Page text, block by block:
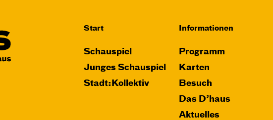
Start
Schauspiel
Junges Schauspiel
Stadt:Kollektiv
Informationen
Programm
Karten
Besuch
Das D’haus
Aktuelles